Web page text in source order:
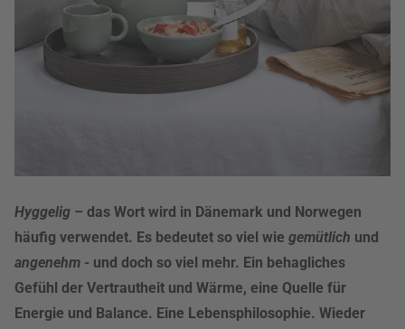
Hyggelig – das Wort wird in Dänemark und Norwegen
häufig verwendet. Es bedeutet so viel wie gemütlich und
angenehm - und doch so viel mehr. Ein behagliches
Gefühl der Vertrautheit und Wärme, eine Quelle für
Energie und Balance. Eine Lebensphilosophie. Wieder